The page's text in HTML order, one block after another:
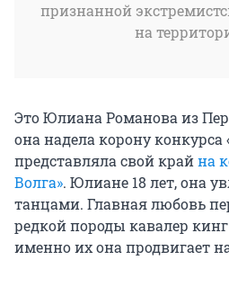
признанной
на
Это Юлиана Романова из
она надела корону
представляла свой крайна
Волга». Юлиане 18 лет, она
танцами. Главная любовь
редкой породы кавалер
именно их она продвигает